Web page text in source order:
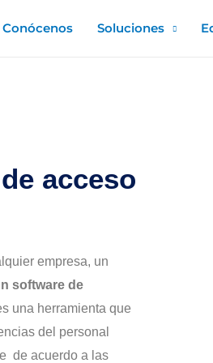
Conócenos Soluciones
acceso
empresa, un
software de
una herramienta que
del personal
de acuerdo a las